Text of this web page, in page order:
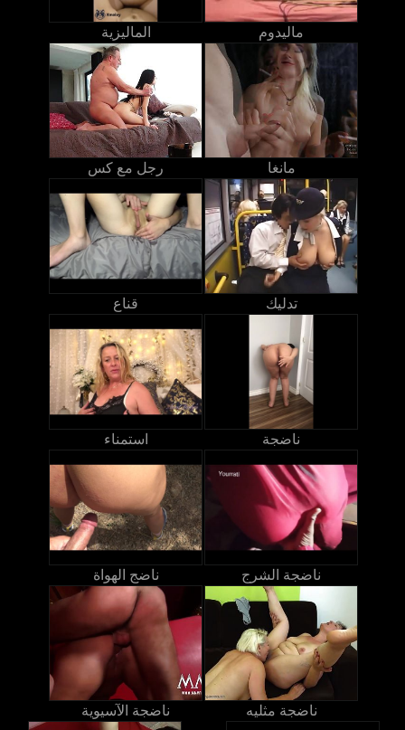
الماليزية ماليدوم
رجل مع كس مانغا
قناع تدليك
استمناء ناضجة
ناضج الهواة ناضجة الشرج
ناضجة الآسيوية ناضجة مثليه